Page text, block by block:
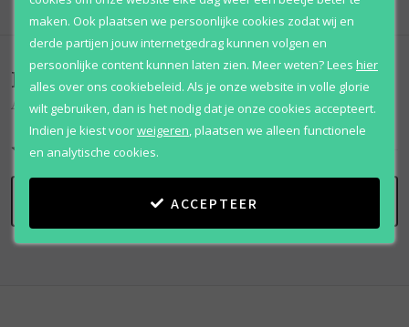
Beoordelingen (0)
Arabiyat Hypnotic Amber
SCHRIJF BEOORDELING
maken. Ook plaatsen we persoonlijke cookies zodat wij en
derde partijen jouw internetgedrag kunnen volgen en
persoonlijke content kunnen laten zien. Meer weten?Lees hier
alles over ons cookiebeleid. Als je onze website in volle glorie
wilt gebruiken, dan is het nodig dat je onze cookies accepteert.
Indien je kiest voorweigeren,plaatsen we alleen functionele
en analytische cookies.
ACCEPTEER